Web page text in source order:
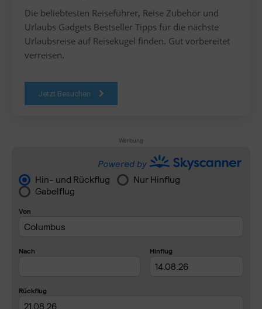
Die beliebtesten Reiseführer, Reise Zubehör und
Urlaubs Gadgets Bestseller Tipps für die nächste
Urlaubsreise auf Reisekugel finden. Gut vorbereitet
verreisen.
Jetzt Besuchen
Werbung